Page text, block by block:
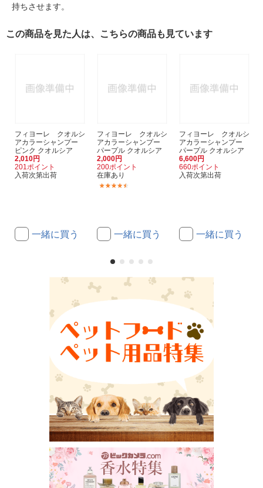
持ちさせます。
この商品を見た人は、こちらの商品も見ています
フィヨーレ クオルシ
アカラーシャンプー
ピンク クオルシア
2,010円
201ポイント
入荷次第出荷
一緒に買う
フィヨーレ クオルシ
アカラーシャンプー
パープル クオルシア
2,000円
200ポイント
在庫あり
一緒に買う
フィヨーレ クオルシ
アカラーシャンプー
パープル クオルシア
6,600円
660ポイント
入荷次第出荷
一緒に買う